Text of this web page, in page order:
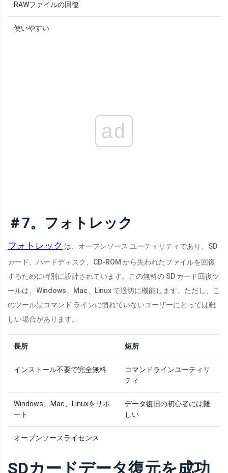
RAWファイルの回復
使いやすい
ad
＃7。フォトレック
フォトレック は、オープンソース ユーティリティであり、SD
カード、ハードディスク、CD-ROM から失われたファイルを回復
するために特別に設計されています。この無料の SD カード回復ツ
ールは、Windows、Mac、Linux で適切に機能します。ただし、こ
のツールはコマンド ラインに慣れていないユーザーにとっては難
しい場合があります。
長所 短所
インストール不要で完全無料
コマンドラインユーティリ
ティ
Windows、Mac、Linuxをサポ
ート
データ復旧の初心者には難
しい
オープンソースライセンス
SDカードデータ復元を成功